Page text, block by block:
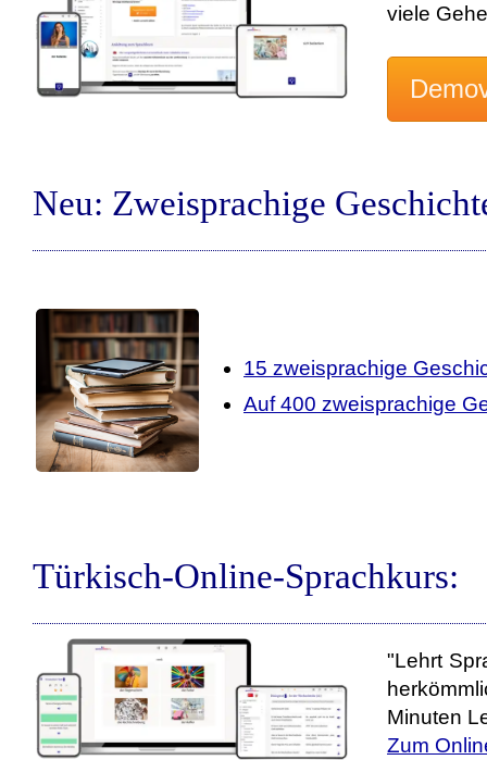
viele
Neu: Zweisprachige
15 zweisprachige
Auf 400 zweisprachige
Türkisch-Online-Sprachkurs:
"Lehrt
Minuten
Zum